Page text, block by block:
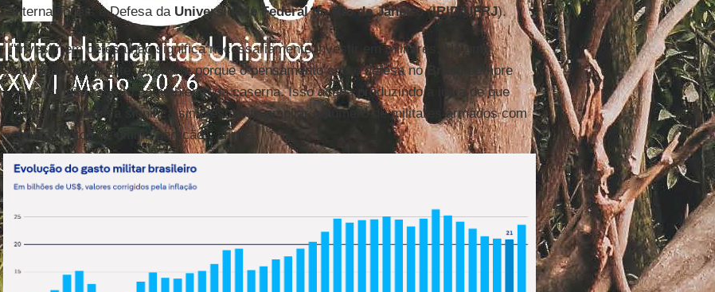
Internacionais e Defesa da Universidade Federal do Rio de Janeiro(IRID /UFRJ).
"Investir em defesa não significa necessariamente investir em militares. Há uma
confusão recorrente, em parte porque o pensamento sobre defesa noBrasil
sempre
esteve muito restrito ao ambiente da caserna. Isso acaba produzindo a ideia de que
investir em defesa significa simplesmente ampliar o número de militares armados com
equipamentos de última geração", afirma.